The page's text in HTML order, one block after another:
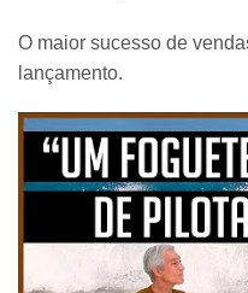
O maior sucesso de
lançamento.